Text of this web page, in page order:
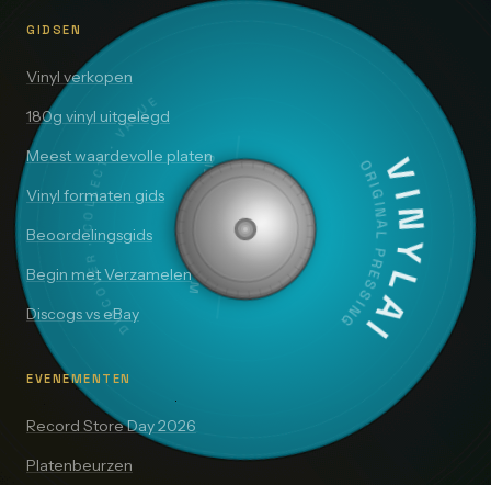
VINYLAI
ORIGINAL PRESSING
SIDE A — 33⅓ RPM
DISCOVER · COLLECT · VALUE
GIDSEN
Vinyl verkopen
180g vinyl uitgelegd
Meest waardevolle platen
Vinyl formaten gids
Beoordelingsgids
Begin met Verzamelen
Discogs vs eBay
EVENEMENTEN
Record Store Day 2026
Platenbeurzen